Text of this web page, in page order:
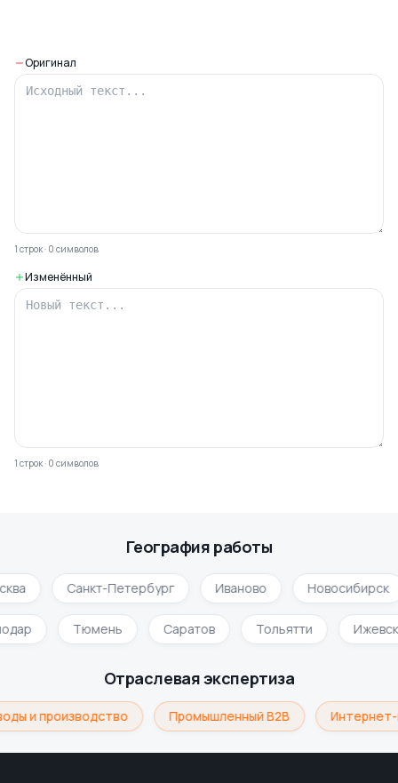
Оригинал
1 строк· 0 символов
Изменённый
1 строк· 0 символов
География работы
Санкт-Петербург Иваново Новосибирск
Тюмень Саратов Тольятти
Отраслевая экспертиза
и производство Промышленный B2B Интернет-